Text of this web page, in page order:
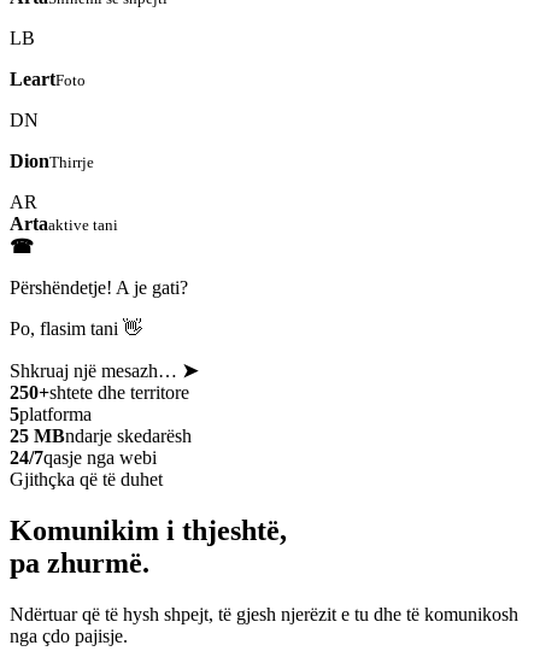
LB
LeartFoto
DN
DionThirrje
AR
Artaaktive tani
☎
Përshëndetje! A je gati?
Po, flasim tani 👋
Shkruaj një mesazh… ➤
250+shtete dhe territore
5platforma
25 MBndarje skedarësh
24/7qasje nga webi
Gjithçka që të duhet
Komunikim i thjeshtë,
pa zhurmë.
Ndërtuar që të hysh shpejt, të gjesh njerëzit e tu dhe të komunikosh
nga çdo pajisje.